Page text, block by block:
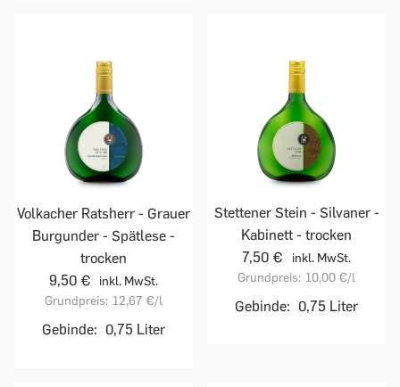
Volkacher Ratsherr - Grauer
Burgunder - Spätlese -
trocken
9,50 €
inkl. MwSt.
Grundpreis: 12,67 €/l
Gebinde: 0,75 Liter
Stettener Stein - Silvaner -
Kabinett - trocken
7,50 €
inkl. MwSt.
Grundpreis: 10,00 €/l
Gebinde: 0,75 Liter